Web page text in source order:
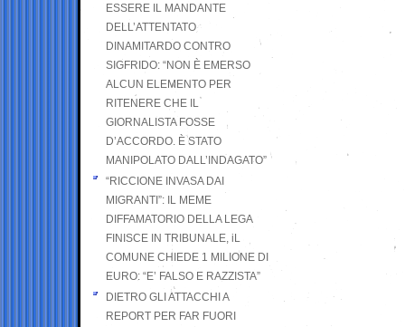
ESSERE IL MANDANTE
DELL’ATTENTATO
DINAMITARDO CONTRO
SIGFRIDO: “NON È EMERSO
ALCUN ELEMENTO PER
RITENERE CHE IL
GIORNALISTA FOSSE
D’ACCORDO. È STATO
MANIPOLATO DALL’INDAGATO”
“RICCIONE INVASA DAI
MIGRANTI”: IL MEME
DIFFAMATORIO DELLA LEGA
FINISCE IN TRIBUNALE, iL
COMUNE CHIEDE 1 MILIONE DI
EURO: “E’ FALSO E RAZZISTA”
DIETRO GLI ATTACCHI A
REPORT PER FAR FUORI